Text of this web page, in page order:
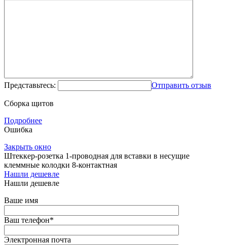
Представьтесь: Отправить отзыв
Сборка щитов
Подробнее
Ошибка
Закрыть окно
Штеккер-розетка 1-проводная для вставки в несущие
клеммные колодки 8-контактная
Нашли дешевле
Нашли дешевле
Ваше имя
Ваш телефон*
Электронная почта